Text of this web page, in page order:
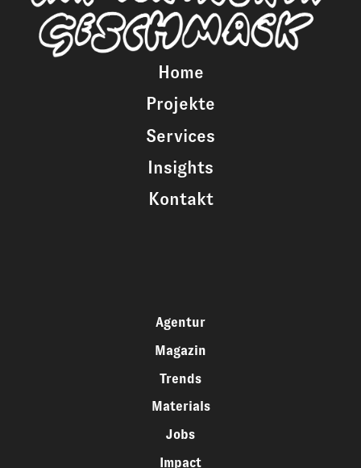
Home
Projekte
Services
Insights
Kontakt
Agentur
Magazin
Trends
Materials
Jobs
Impact